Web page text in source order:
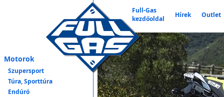
Motorok
Szupersport
Túra, Sporttúra
Endúró
Full-Gas
kezdőoldal
Hírek Outlet